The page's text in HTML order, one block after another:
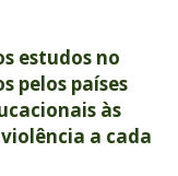
estudos no
pelos países
às
a cada